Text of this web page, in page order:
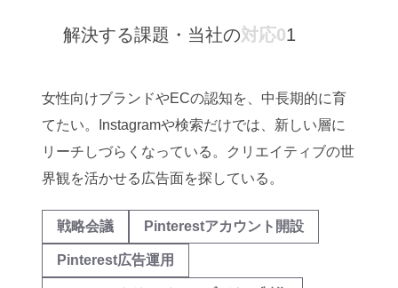
解決する課題・当社の対応01
女性向けブランドやECの認知を、中長期的に育
てたい。Instagramや検索だけでは、新しい層に
リーチしづらくなっている。クリエイティブの世
界観を活かせる広告面を探している。
戦略会議 Pinterestアカウント開設
Pinterest広告運用